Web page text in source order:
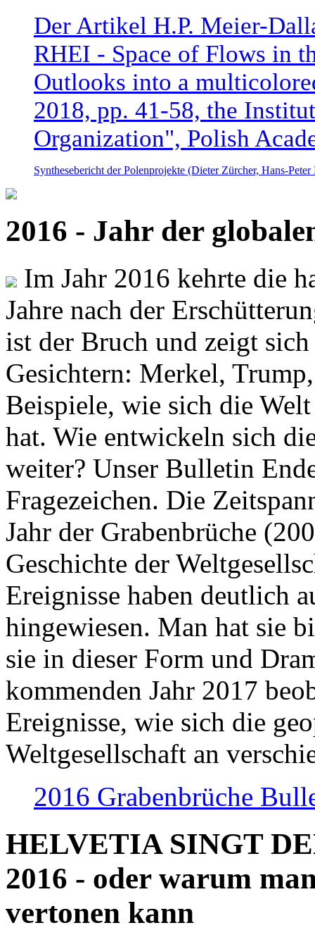
Der Artikel H.P. Meier-
RHEI - Space of Flows in
Outlooks into a
2018, pp. 41-58, the
Organization", Polish
Synthesebericht der Polenprojekte (Dieter Zürcher, Hans-
2016 - Jahr der
Im Jahr 2016 kehrte die
Jahre nach der
ist der Bruch und zeigt
Gesichtern: Merkel,
Beispiele, wie sich die
hat. Wie entwickeln sich
weiter? Unser Bulletin
Fragezeichen. Die
Jahr der Grabenbrüche
Geschichte der
Ereignisse haben deutlich
hingewiesen. Man hat sie
sie in dieser Form und
kommenden Jahr 2017
Ereignisse, wie sich die
Weltgesellschaft an
2016 Grabenbrüche
HELVETIA SINGT
2016 - oder warum
vertonen kann